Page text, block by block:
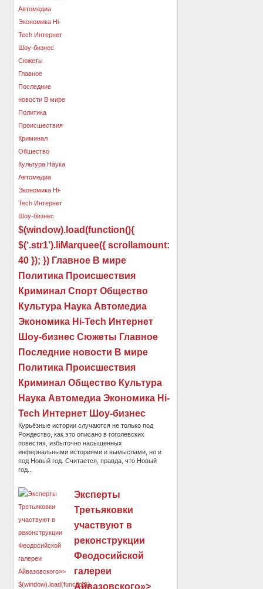
$(window).load(function(){
$(‘.str1’).liMarquee({ scrollamount:
40 }); }) Главное В мире
Политика Происшествия
Криминал Спорт Общество
Культура Наука Автомедиа
Экономика Hi-Tech Интернет
Шоу-бизнес Сюжеты Главное
Последние новости В мире
Политика Происшествия
Криминал Общество Культура
Наука Автомедиа Экономика Hi-
Tech Интернет Шоу-бизнес
Курьёзные истории случаются не только под
Рождество, как это описано в гоголевских
повестях, избыточно насыщенных
инфернальными историями и вымыслами, но и
под Новый год. Считается, правда, что Новый
год...
Эксперты
Третьяковки
участвуют в
реконструкции
Феодосийской
галереи
Айвазовского»>